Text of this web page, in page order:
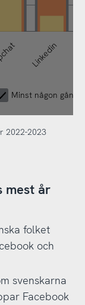
Linkedin
Minst någon gång
2022-2023
mest år
folket
och
svenskarna
Facebook